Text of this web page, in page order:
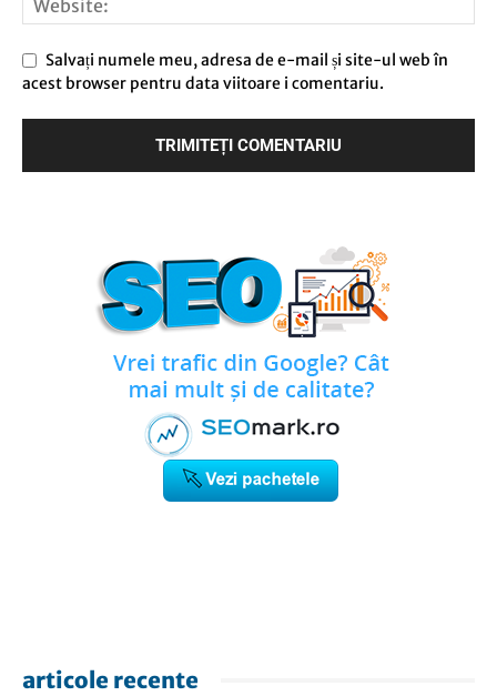
Salvați numele meu, adresa de e-mail și site-ul web în
acest browser pentru data viitoare i comentariu.
articole recente